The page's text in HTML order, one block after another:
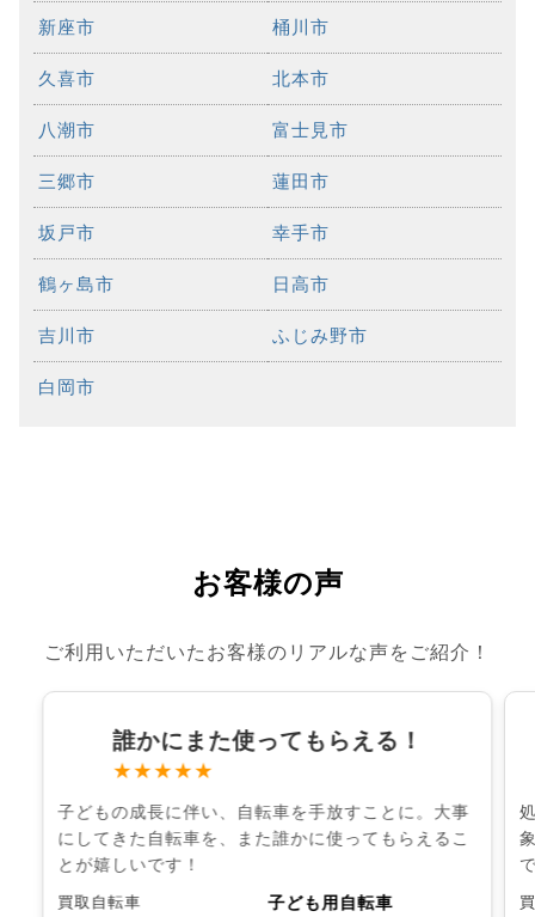
新座市 桶川市
久喜市 北本市
八潮市 富士見市
三郷市 蓮田市
坂戸市 幸手市
鶴ヶ島市 日高市
吉川市 ふじみ野市
白岡市
お客様の声
ご利用いただいたお客様のリアルな声をご紹介！
誰かにまた使ってもらえる！
★★★★★
子どもの成長に伴い、自転車を手放すことに。大事
にしてきた自転車を、また誰かに使ってもらえるこ
とが嬉しいです！
買取自転車 子ども用自転車